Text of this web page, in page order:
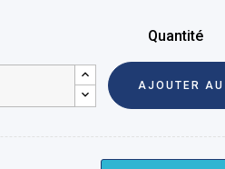
Quantité
AJOUTER